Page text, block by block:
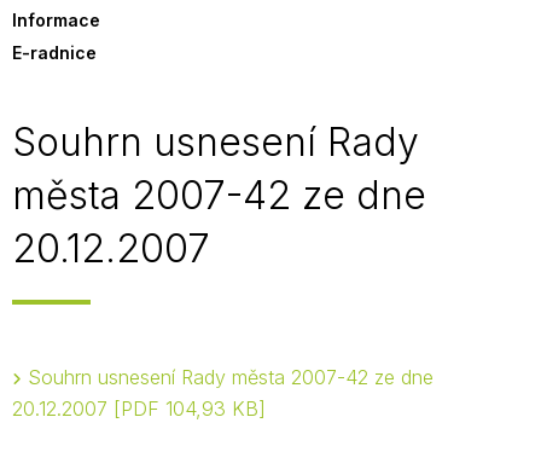
Informace
E-radnice
Souhrn usnesení Rady
města 2007-42 ze dne
20.12.2007
Souhrn usnesení Rady města 2007-42 ze dne
20.12.2007
PDF 104,93 KB